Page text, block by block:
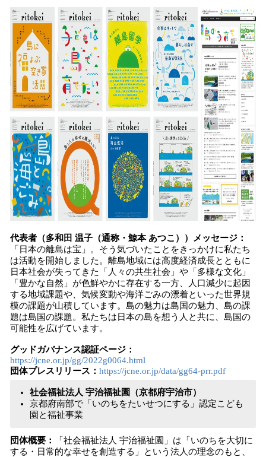
代表者（多和田 温子（通称・鯨本 あつこ））メッセージ：
「日本の離島は宝」。そう気づいたことをきっかけに私たち
は活動を開始しました。離島地域には高度経済成長とともに
日本社会が失ってきた「人々の共生社会」や「多様な文化」
「豊かな自然」が色鮮やかに存在する一方、人口減少に起因
する地域課題や、気候変動や海洋ごみの漂着といった世界規
模の課題が山積しています。島の魅力は島国の魅力、島の課
題は島国の課題。私たちは日本の島を想う人と共に、島国の
可能性を広げています。
グッドガバナンス認証ページ：
https://jcne.or.jp/gg/2022g0064.html
団体プレスリリース： https://jcne.or.jp/data/gg64-prr.pdf
社会福祉法人 宇治福祉園（京都府宇治市）
京都府南部で「いのちをたいせつにする」認定こども
園と福祉事業
団体概要：
「社会福祉法人 宇治福祉園」は「いのちを大切に
する・日常的な幸せを創造する」という法人の理念のもと、